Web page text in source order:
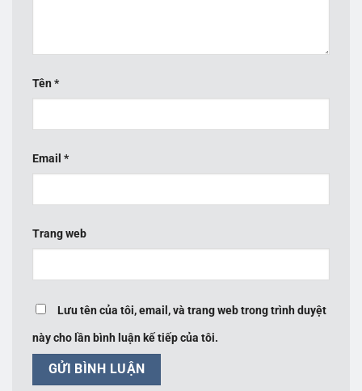
Tên *
Email *
Trang web
Lưu tên của tôi, email, và trang web trong trình duyệt
này cho lần bình luận kế tiếp của tôi.